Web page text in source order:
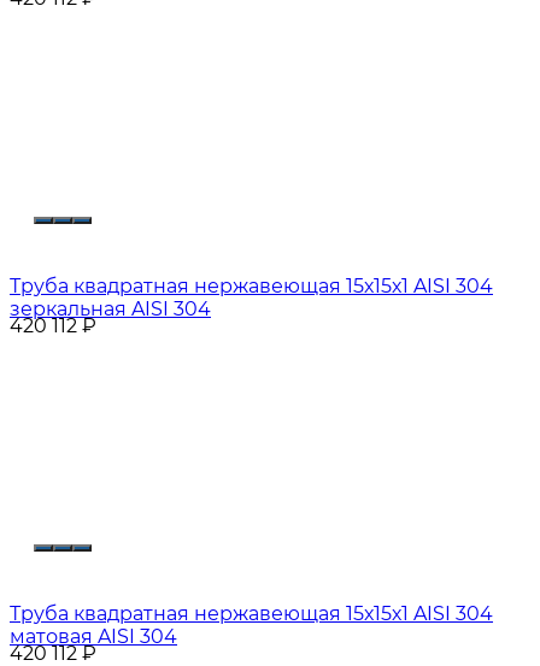
Труба квадратная нержавеющая 15х15х1 AISI 304
зеркальная AISI 304
420 112 ₽
Труба квадратная нержавеющая 15х15х1 AISI 304
матовая AISI 304
420 112 ₽